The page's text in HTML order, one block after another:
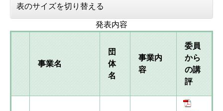
表のサイズを切り替える
発表内容
事業名
団
体
名
事業内
容
委員
から
の講
評